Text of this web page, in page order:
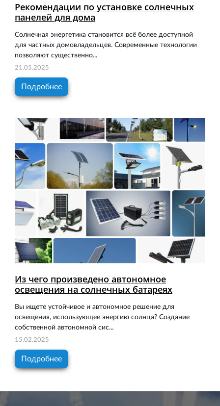
Рекомендации по установке солнечных
панелей для дома
Солнечная энергетика становится всё более доступной
для частных домовладельцев. Современные технологии
позволяют существенно...
21.05.2025
Подробнее
Из чего произведено автономное
освещения на солнечных батареях
Вы ищете устойчивое и автономное решение для
освещения, использующее энергию солнца? Создание
собственной автономной сис...
15.02.2025
Подробнее